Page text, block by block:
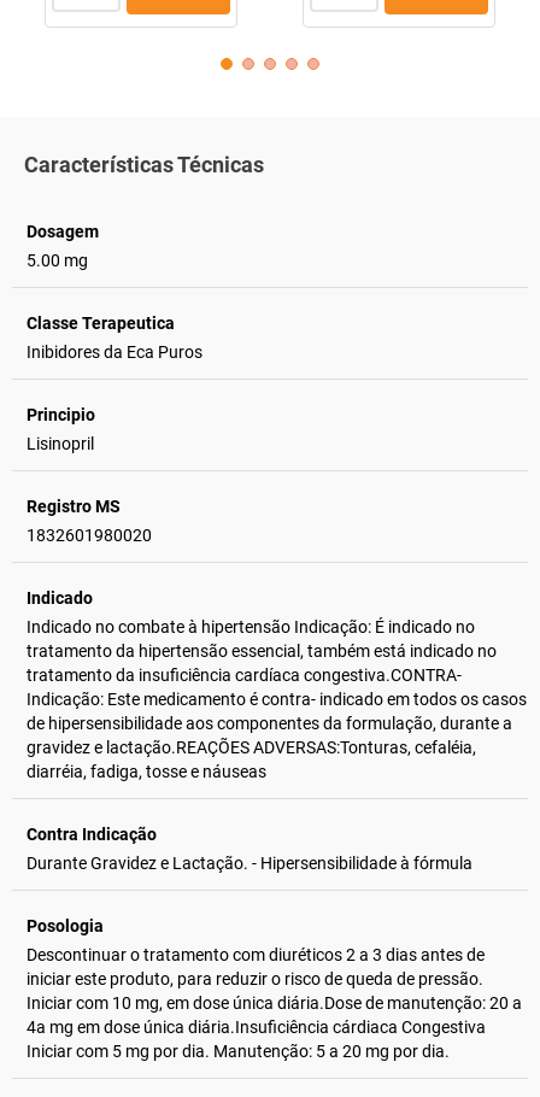
Características Técnicas
Dosagem
5.00 mg
Classe Terapeutica
Inibidores da Eca Puros
Principio
Lisinopril
Registro MS
1832601980020
Indicado
Indicado no combate à hipertensão Indicação: É indicado no
tratamento da hipertensão essencial, também está indicado no
tratamento da insuficiência cardíaca congestiva.CONTRA-
Indicação: Este medicamento é contra- indicado em todos os casos
de hipersensibilidade aos componentes da formulação, durante a
gravidez e lactação.REAÇÕES ADVERSAS:Tonturas, cefaléia,
diarréia, fadiga, tosse e náuseas
Contra Indicação
Durante Gravidez e Lactação. - Hipersensibilidade à fórmula
Posologia
Descontinuar o tratamento com diuréticos 2 a 3 dias antes de
iniciar este produto, para reduzir o risco de queda de pressão.
Iniciar com 10 mg, em dose única diária.Dose de manutenção: 20 a
4a mg em dose única diária.Insuficiência cárdiaca Congestiva
Iniciar com 5 mg por dia. Manutenção: 5 a 20 mg por dia.